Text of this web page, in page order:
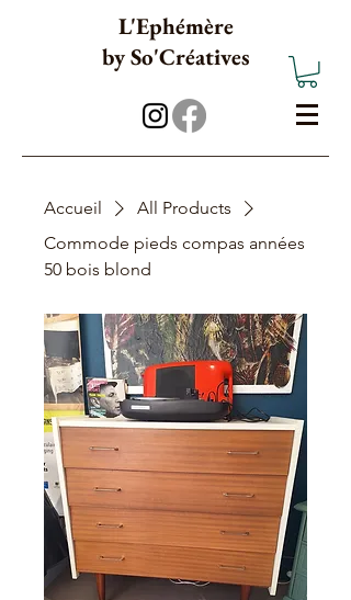
L'Ephémère
bySo'Créatives
Accueil
All Products
Commode pieds compas années
50 bois blond